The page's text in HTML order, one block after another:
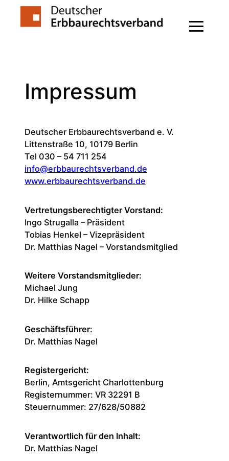
Zum
Impressum
Deutscher Erbbaurechtsverband e. V.
Littenstraße 10, 10179 Berlin
Tel 030 – 54 711 254
info@erbbaurechtsverband.de
www.erbbaurechtsverband.de
Vertretungsberechtigter Vorstand:
Ingo Strugalla – Präsident
Tobias Henkel – Vizepräsident
Dr. Matthias Nagel – Vorstandsmitglied
Weitere Vorstandsmitglieder:
Michael Jung
Dr. Hilke Schapp
Geschäftsführer:
Dr. Matthias Nagel
Registergericht:
Berlin, Amtsgericht Charlottenburg
Registernummer: VR 32291 B
Steuernummer: 27/628/50882
Verantwortlich für den Inhalt:
Dr. Matthias Nagel